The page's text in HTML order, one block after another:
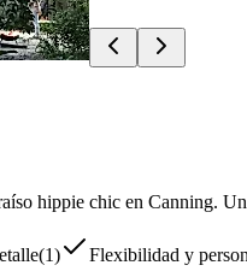
hippie chic en Canning.
(1) Flexibilidad y